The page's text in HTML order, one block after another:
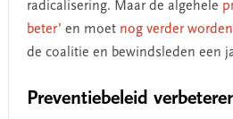
radicalisering. Maar de algehele
beter’ en moet nog verder
de coalitie en bewindsleden een
Preventiebeleid